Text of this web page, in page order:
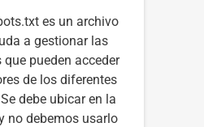
es un archivo
a gestionar las
pueden acceder
de los diferentes
debe ubicar en la
no debemos usarlo